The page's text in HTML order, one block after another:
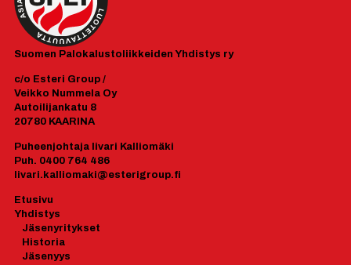
Suomen Palokalustoliikkeiden Yhdistys ry
c/o Esteri Group /
Veikko Nummela Oy
Autoilijankatu 8
20780 KAARINA
Puheenjohtaja Iivari Kalliomäki
Puh. 0400 764 486
Iivari.kalliomaki@esterigroup.fi
Etusivu
Yhdistys
Jäsenyritykset
Historia
Jäsenyys